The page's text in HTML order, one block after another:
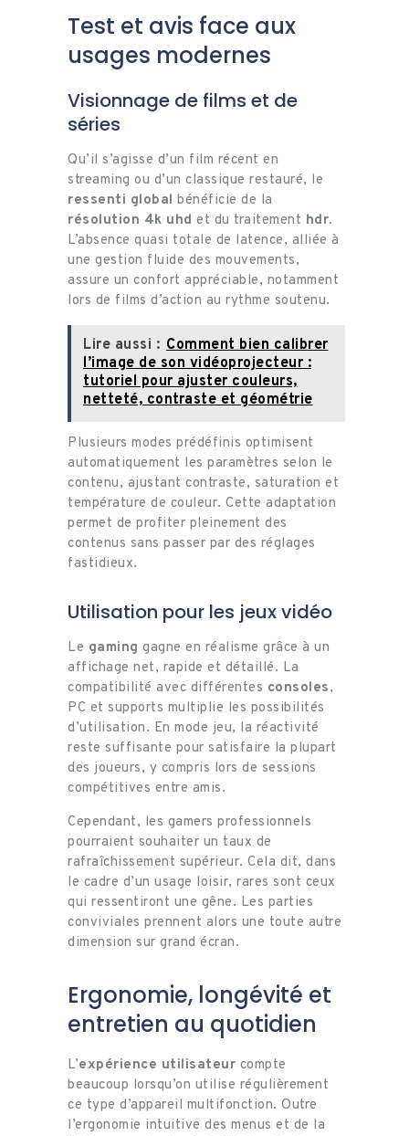
Test et avis face aux
usages modernes
Visionnage de films et de
séries
Qu’il s’agisse d’un film récent en
streaming ou d’un classique restauré, le
ressenti global bénéficie de la
résolution 4k uhd et du traitement hdr.
L’absence quasi totale de latence, alliée à
une gestion fluide des mouvements,
assure un confort appréciable, notamment
lors de films d’action au rythme soutenu.
Lire aussi : Comment bien calibrer
l’image de son vidéoprojecteur :
tutoriel pour ajuster couleurs,
netteté, contraste et géométrie
Plusieurs modes prédéfinis optimisent
automatiquement les paramètres selon le
contenu, ajustant contraste, saturation et
température de couleur. Cette adaptation
permet de profiter pleinement des
contenus sans passer par des réglages
fastidieux.
Utilisation pour les jeux vidéo
Le gaming gagne en réalisme grâce à un
affichage net, rapide et détaillé. La
compatibilité avec différentes consoles,
PC et supports multiplie les possibilités
d’utilisation. En mode jeu, la réactivité
reste suffisante pour satisfaire la plupart
des joueurs, y compris lors de sessions
compétitives entre amis.
Cependant, les gamers professionnels
pourraient souhaiter un taux de
rafraîchissement supérieur. Cela dit, dans
le cadre d’un usage loisir, rares sont ceux
qui ressentiront une gêne. Les parties
conviviales prennent alors une toute autre
dimension sur grand écran.
Ergonomie, longévité et
entretien au quotidien
L’expérience utilisateur compte
beaucoup lorsqu’on utilise régulièrement
ce type d’appareil multifonction. Outre
l’ergonomie intuitive des menus et de la